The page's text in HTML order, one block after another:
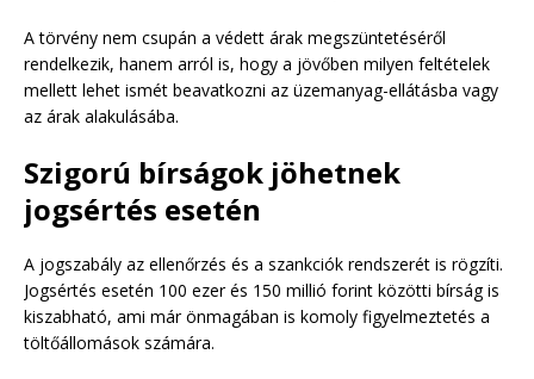
A törvény nem csupán a védett árak megszüntetéséről
rendelkezik, hanem arról is, hogy a jövőben milyen feltételek
mellett lehet ismét beavatkozni az üzemanyag-ellátásba vagy
az árak alakulásába.
Szigorú bírságok jöhetnek
jogsértés esetén
A jogszabály az ellenőrzés és a szankciók rendszerét is rögzíti.
Jogsértés esetén 100 ezer és 150 millió forint közötti bírság is
kiszabható, ami már önmagában is komoly figyelmeztetés a
töltőállomások számára.